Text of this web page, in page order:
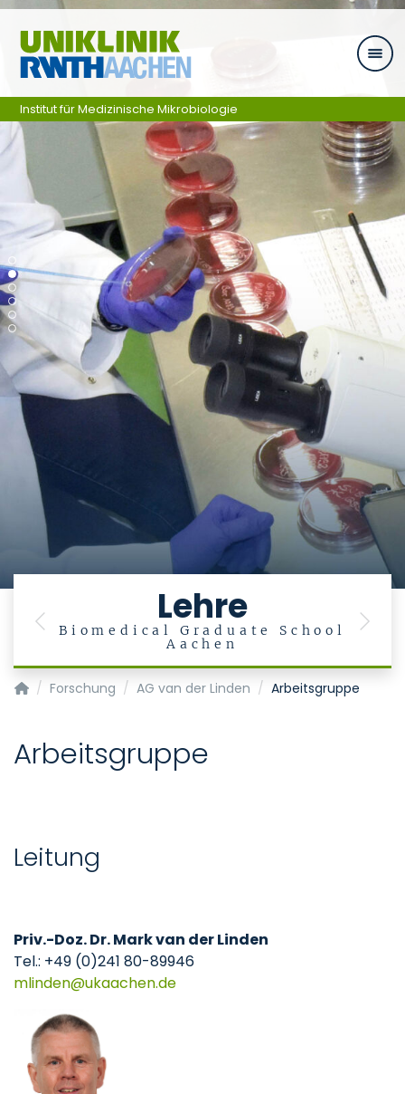
Zum Inhalt springen
Lehre
Biomedical Graduate School
Aachen
Previous Next
Institut für Medizinische Mikrobiologie
Institut für Medizinische Mikrobiologie
Forschung AG van der Linden Arbeitsgruppe
Arbeitsgruppe
Leitung
Priv.-Doz. Dr. Mark van der Linden
Tel.: +49 (0)241 80-89946
mlinden
ukaachende